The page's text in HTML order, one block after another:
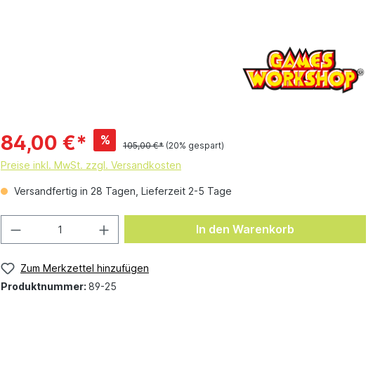
84,00 €* % 105,00 €* (20% gespart)
Preise inkl. MwSt. zzgl. Versandkosten
Versandfertig in 28 Tagen, Lieferzeit 2-5 Tage
In den Warenkorb
Zum Merkzettel hinzufügen
Produktnummer: 89-25